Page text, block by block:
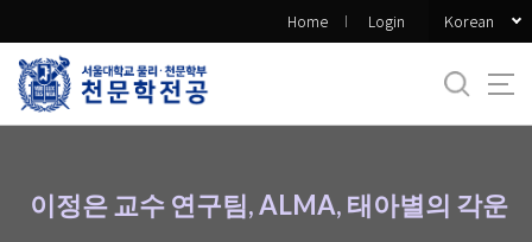
로
메
Home Login Korean
이정은 교수 연구팀, ALMA, 태아별의 각운